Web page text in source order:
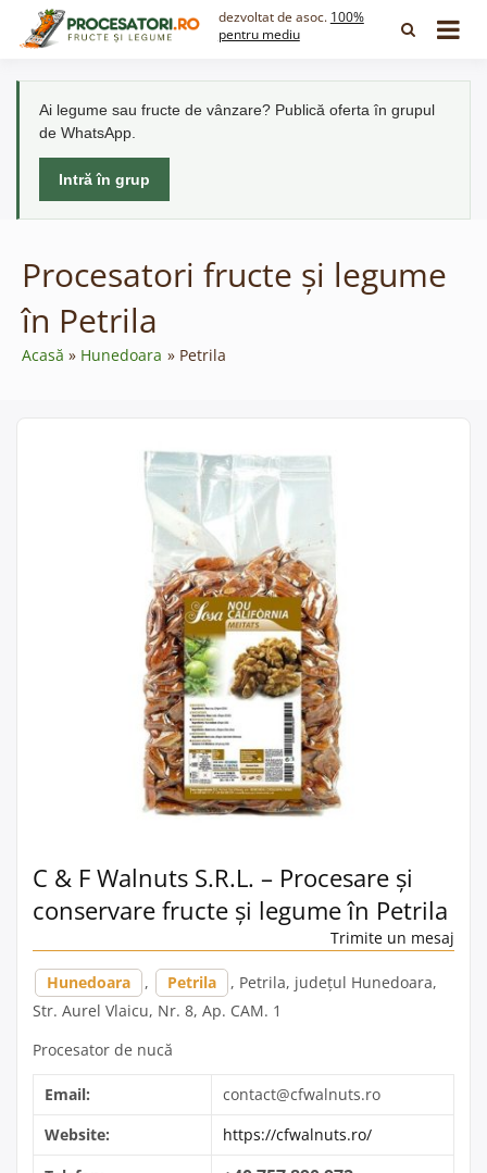
dezvoltat de asoc. 100%
pentru mediu
Ai legume sau fructe de vânzare? Publică oferta în grupul
de WhatsApp.
Intră în grup
Procesatori fructe și legume
în Petrila
Acasă Hunedoara Petrila
C & F Walnuts S.R.L. – Procesare și
conservare fructe și legume în Petrila
Trimite un mesaj
Hunedoara , Petrila
, Petrila, județul Hunedoara,
Str. Aurel Vlaicu, Nr. 8, Ap. CAM. 1
Procesator de nucă
Email:
contact@cfwalnuts.ro
Website:
https://cfwalnuts.ro/